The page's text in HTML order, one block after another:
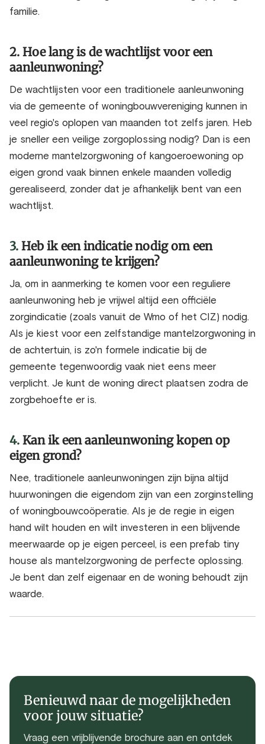
familie.
2. Hoe lang is de wachtlijst voor een
aanleunwoning?
De wachtlijsten voor een traditionele aanleunwoning
via de gemeente of woningbouwvereniging kunnen in
veel regio's oplopen van maanden tot zelfs jaren. Heb
je sneller een veilige zorgoplossing nodig? Dan is een
moderne mantelzorgwoning of kangoeroewoning op
eigen grond vaak binnen enkele maanden volledig
gerealiseerd, zonder dat je afhankelijk bent van een
wachtlijst.
3. Heb ik een indicatie nodig om een
aanleunwoning te krijgen?
Ja, om in aanmerking te komen voor een reguliere
aanleunwoning heb je vrijwel altijd een officiële
zorgindicatie (zoals vanuit de Wmo of het CIZ) nodig.
Als je kiest voor een zelfstandige mantelzorgwoning in
de achtertuin, is zo'n formele indicatie bij de
gemeente tegenwoordig vaak niet eens meer
verplicht. Je kunt de woning direct plaatsen zodra de
zorgbehoefte er is.
4. Kan ik een aanleunwoning kopen op
eigen grond?
Nee, traditionele aanleunwoningen zijn bijna altijd
huurwoningen die eigendom zijn van een zorginstelling
of woningbouwcoöperatie. Als je de regie in eigen
hand wilt houden en wilt investeren in een blijvende
meerwaarde op je eigen perceel, is een prefab tiny
house als mantelzorgwoning de perfecte oplossing.
Je bent dan zelf eigenaar en de woning behoudt zijn
waarde.
Benieuwd naar de mogelijkheden
voor jouw situatie?
Vraag een vrijblijvende brochure aan en ontdek